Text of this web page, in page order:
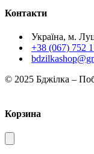
Контакти
Україна, м.
+38 (067) 752
© 2025 Бджілка –
Корзина